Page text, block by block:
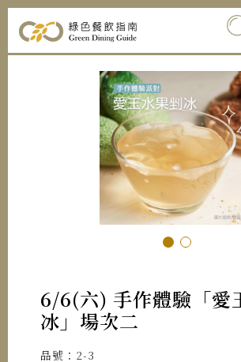
6/6(六) 手作體驗「愛
冰」場次二
品號：2-3